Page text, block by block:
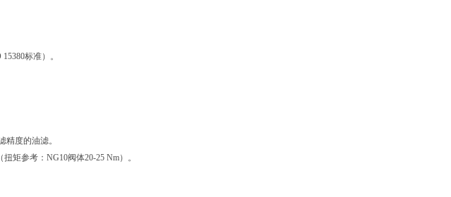
标准）。
精度的油滤。
矩参考：NG10阀体20-25 Nm）。